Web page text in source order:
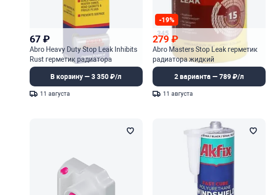
67₽
Abro Heavy Duty Stop Leak Inhibits
Rust герметик радиатора
порошок
В корзину — 3 350 ₽/л
11 августа
-19%
345
279₽
Abro Masters Stop Leak герметик
радиатора жидкий
2 варианта — 789 ₽/л
11 августа